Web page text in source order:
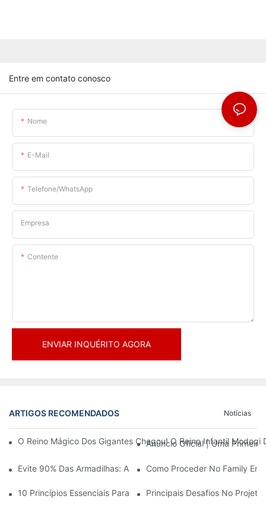
Entre em contato conosco
Nome
E-Mail
Telefone/WhatsApp
Empresa
Contente
ENVIAR INQUÉRITO AGORA
ARTIGOS RECOMENDADOS Notícias
O Reino Mágico Dos Gigantes Chegou! O Reino Infantil
Anúncio Oficial | Uma
Evite 90% Das Armadilhas: Ao Investir Em Um Centro
Como Proceder No Family
10 Princípios Essenciais Para O Sucesso No Design De
Principais Desafios No